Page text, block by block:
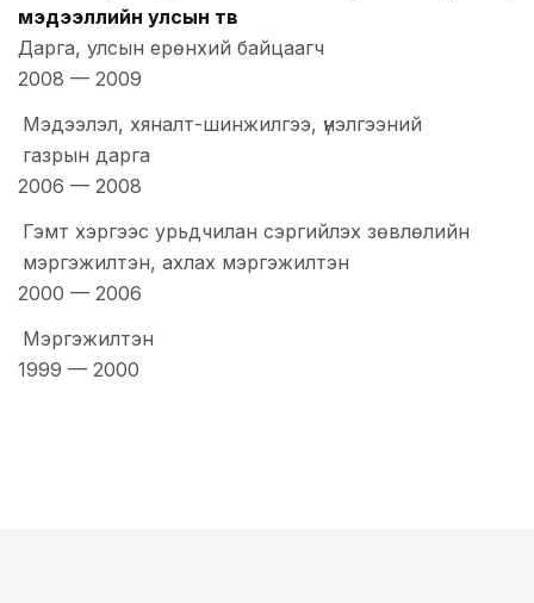
мэдээллийн улсын төв
Дарга, улсын ерөнхий байцаагч
2008 — 2009
Мэдээлэл, хяналт-шинжилгээ, үнэлгээний
газрын дарга
2006 — 2008
Гэмт хэргээс урьдчилан сэргийлэх зөвлөлийн
мэргэжилтэн, ахлах мэргэжилтэн
2000 — 2006
Мэргэжилтэн
1999 — 2000